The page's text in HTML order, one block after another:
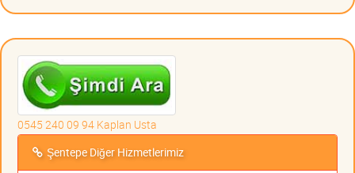
0545 240 09 94 Kaplan Usta
Şentepe Diğer Hizmetlerimiz